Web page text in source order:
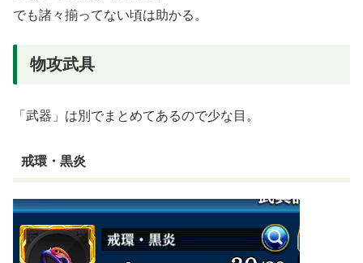
でも諸々揃ってない頃は助かる。
物攻武具
「武器」は別でまとめてあるので少な目。
戒環・黒炎